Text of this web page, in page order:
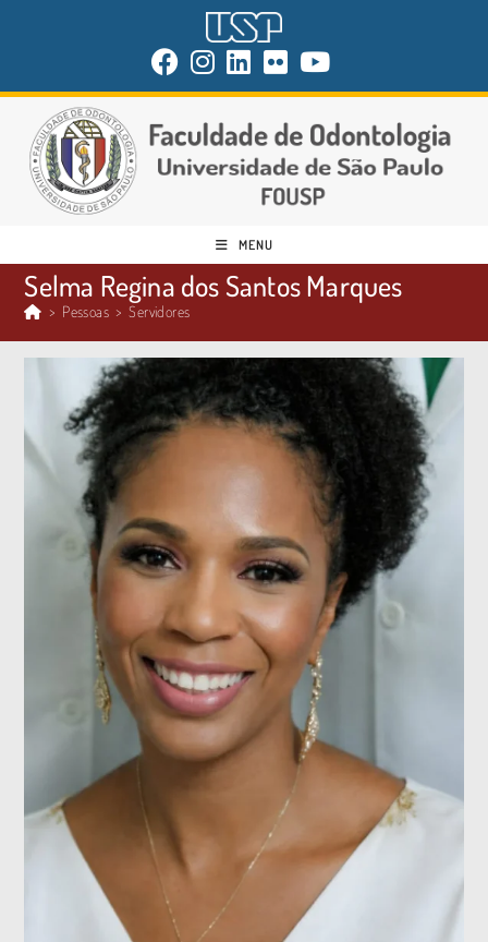
MENU
Selma Regina dos Santos Marques
> Pessoas > Servidores